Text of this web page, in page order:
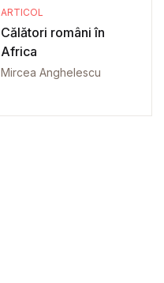
ARTICOL
Călători români în
Africa
Mircea Anghelescu